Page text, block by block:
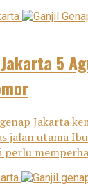
5
Jakarta
jalan utama
perlu